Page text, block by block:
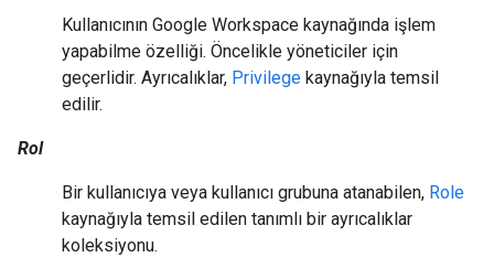
Kullanıcının Google Workspace kaynağında işlem
yapabilme özelliği. Öncelikle yöneticiler için
geçerlidir. Ayrıcalıklar, Privilege kaynağıyla temsil
edilir.
Rol
Bir kullanıcıya veya kullanıcı grubuna atanabilen, Role
kaynağıyla temsil edilen tanımlı bir ayrıcalıklar
koleksiyonu.